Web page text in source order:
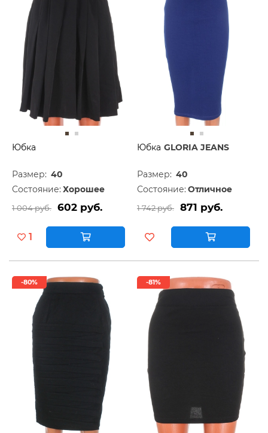
Юбка
Размер: 40
Состояние: Хорошее
1 004 руб. 602 руб.
1
Юбка GLORIA JEANS
Размер: 40
Состояние: Отличное
1 742 руб. 871 руб.
-80% -81%